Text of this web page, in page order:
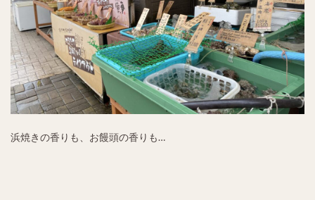
浜焼きの香りも、お饅頭の香りも…